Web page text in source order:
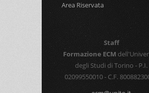
Area Riservata
Staff
Formazione ECM
degli Studi di Torino - P.I.
02099550010 - C.F.